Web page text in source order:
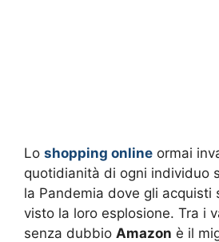
Lo shopping online ormai
quotidianità di ogni individuo
la Pandemia dove gli acquisti
visto la loro esplosione. Tra i
senza dubbio Amazon è il